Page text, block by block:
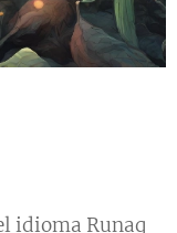
idioma Runaq